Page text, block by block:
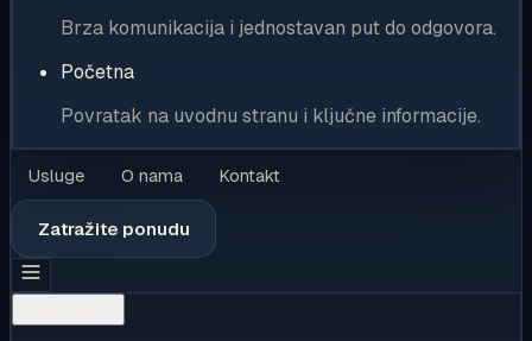
Brza komunikacija i jednostavan put do odgovora.
Početna
Povratak na uvodnu stranu i ključne informacije.
Usluge O nama Kontakt
Zatražite ponudu